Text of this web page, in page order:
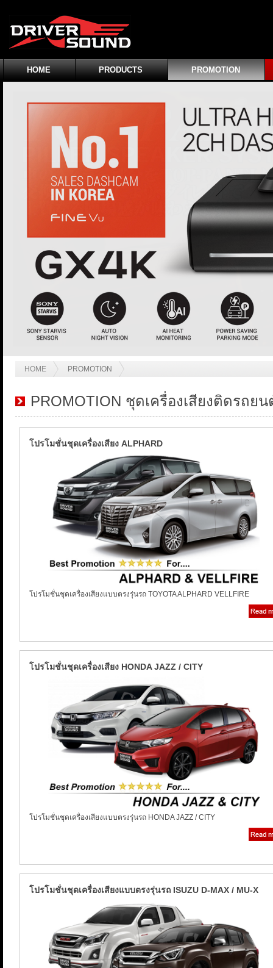
HOME PRODUCTS PROMOTION
HOME PROMOTION
PROMOTION ชุดเครื่องเสียงติดรถยน
โปรโมชั่นชุดเครื่องเสียง ALPHARD
โปรโมชั่นชุดเครื่องเสียงแบบตรงรุ่นรถ TOYOTA ALPHARD VELLFIRE
โปรโมชั่นชุดเครื่องเสียง HONDA JAZZ / CITY
โปรโมชั่นชุดเครื่องเสียงแบบตรงรุ่นรถ HONDA JAZZ / CITY
โปรโมชั่นชุดเครื่องเสียงแบบตรงรุ่นรถ ISUZU D-MAX / MU-X